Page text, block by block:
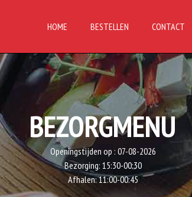
HOME BESTELLEN CONTACT
BEZORGMENU
Openingstijden op : 07-08-2026
Bezorging: 15:30-00:30
Afhalen:11:00-00:45